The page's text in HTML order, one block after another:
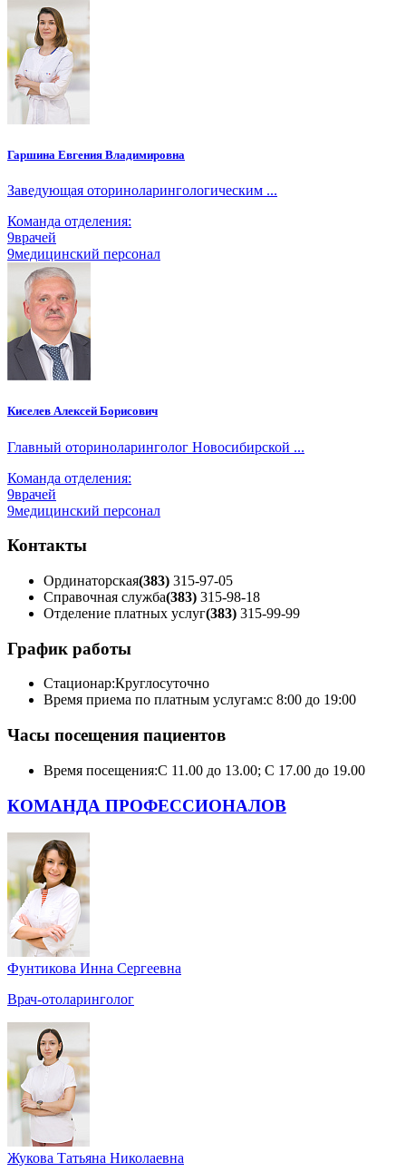
Гаршина Евгения Владимировна
Заведующая оториноларингологическим ...
Команда отделения:
9врачей
9медицинский персонал
Киселев Алексей Борисович
Главный оториноларинголог Новосибирской ...
Команда отделения:
9врачей
9медицинский персонал
Контакты
Ординаторская(383) 315-97-05
Справочная служба(383) 315-98-18
Отделение платных услуг(383) 315-99-99
График работы
Стационар:Круглосуточно
Время приема по платным услугам:с 8:00 до 19:00
Часы посещения пациентов
Время посещения:С 11.00 до 13.00; С 17.00 до 19.00
КОМАНДА ПРОФЕССИОНАЛОВ
Фунтикова Инна Сергеевна
Врач-отоларинголог
Жукова Татьяна Николаевна